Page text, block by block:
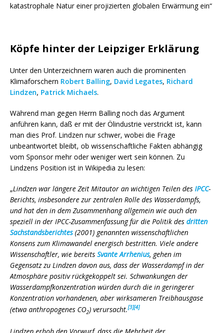
katastrophale Natur einer projizierten globalen Erwärmung ein“
Köpfe hinter der Leipziger Erklärung
Unter den Unterzeichnern waren auch die prominenten
Klimaforschern Robert Balling, David Legates, Richard
Lindzen, Patrick Michaels.
Während man gegen Herrn Balling noch das Argument
anführen kann, daß er mit der Ölindustrie verstrickt ist, kann
man dies Prof. Lindzen nur schwer, wobei die Frage
unbeantwortet bleibt, ob wissenschaftliche Fakten abhängig
vom Sponsor mehr oder weniger wert sein können. Zu
Lindzens Position ist in Wikipedia zu lesen:
„Lindzen war längere Zeit Mitautor an wichtigen Teilen des IPCC-
Berichts, insbesondere zur zentralen Rolle des Wasserdampfs,
und hat den in dem Zusammenhang allgemein wie auch den
speziell in der IPCC-Zusammenfassung für die Politik des dritten
Sachstandsberichtes(2001) genannten wissenschaftlichen
Konsens zum Klimawandel energisch bestritten. Viele andere
Wissenschaftler, wie bereits Svante Arrhenius, gehen im
Gegensatz zu Lindzen davon aus, dass der Wasserdampf in der
Atmosphäre positiv rückgekoppelt sei. Schwankungen der
Wasserdampfkonzentration würden durch die in geringerer
Konzentration vorhandenen, aber wirksameren Treibhausgase
(etwa anthropogenes CO2) verursacht.[3][4]